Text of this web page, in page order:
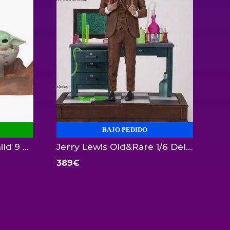
Pack Mandalorian y Child 9 cm Funko
BAJO PEDIDO
Jerry Lewis Old&Rare 1/6 Deluxe Infinite Statue
389€